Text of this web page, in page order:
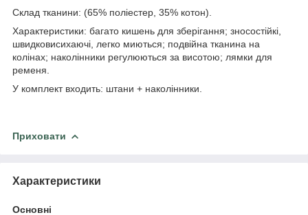
Склад тканини: (65% поліестер, 35% котон).
Характеристики: багато кишень для зберігання; зносостійкі,
швидковисихаючі, легко миються; подвійна тканина на
колінах; наколінники регулюються за висотою; лямки для
ременя.
У комплект входить: штани + наколінники.
Приховати
Характеристики
Основні